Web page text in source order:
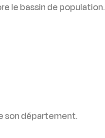
le bassin de population.
son département.